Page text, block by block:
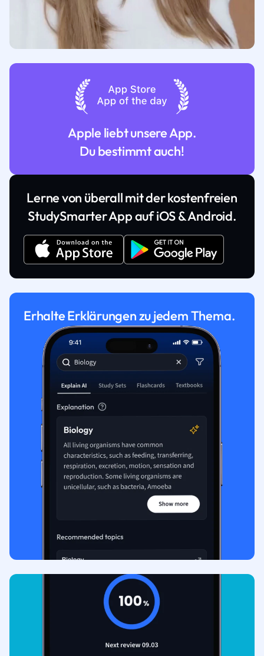
Apple liebt unsere App.
Du bestimmt auch!
Lerne von überall mit der kostenfreien
StudySmarter App auf iOS & Android.
Erhalte Erklärungen zu jedem Thema.